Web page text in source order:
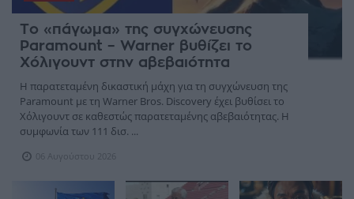
Το «πάγωμα» της συγχώνευσης
Paramount – Warner βυθίζει το
Χόλιγουντ στην αβεβαιότητα
Η παρατεταμένη δικαστική μάχη για τη συγχώνευση της
Paramount με τη Warner Bros. Discovery έχει βυθίσει το
Χόλιγουντ σε καθεστώς παρατεταμένης αβεβαιότητας. Η
συμφωνία των 111 δισ. ...
06 Αυγούστου 2026